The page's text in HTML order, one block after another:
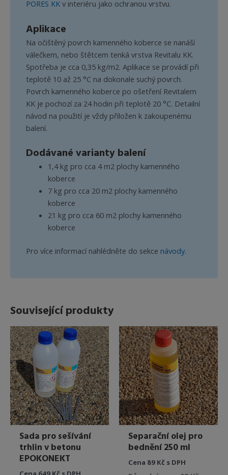
PORES KKv interiéru jako ochranou vrstvu.
Aplikace
Na očištěný povrch kamenného koberce se nanáší
válečkem, nebo štětcem tenká vrstva Revitalu KK.
Spotřeba je cca 0,35 kg/m2. Aplikace se provádí při
teplotě 10 až 25 °C na dokonale suchý povrch.
Povrch kamenného koberce po ošetření Revitalem
KK je pochozí za 24 hodin při teplotě 20 °C. Detailní
návod na použití je vždy přiložen k zakoupenému
balení.
Dodávané varianty balení
1,4 kg pro cca 4 m2 plochy kamenného
koberce
7 kg pro cca 20 m2 plochy kamenného
koberce
21 kg pro cca 60 m2 plochy kamenného
koberce
Pro více informací nahlédněte do sekce návody.
Související produkty
Sada pro sešívání
trhlin v betonu
EPOKONEKT
Separační olej pro
bednění 250 ml
Cena 89 Kč s DPH